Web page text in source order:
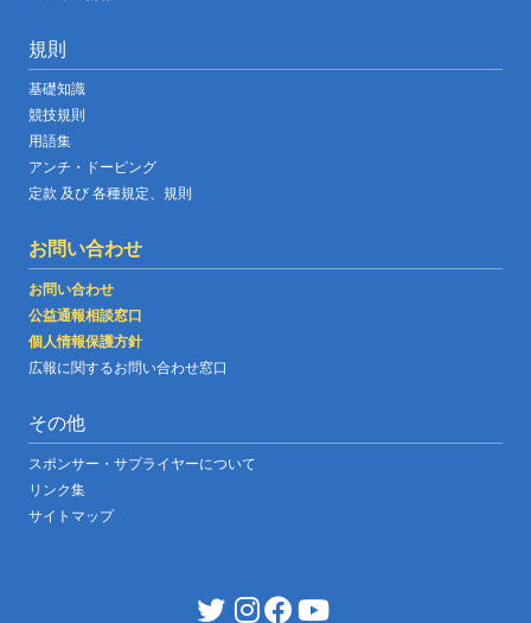
規則
基礎知識
競技規則
用語集
アンチ・ドーピング
定款 及び 各種規定、規則
お問い合わせ
お問い合わせ
公益通報相談窓口
個人情報保護方針
広報に関するお問い合わせ窓口
その他
スポンサー・サプライヤーについて
リンク集
サイトマップ